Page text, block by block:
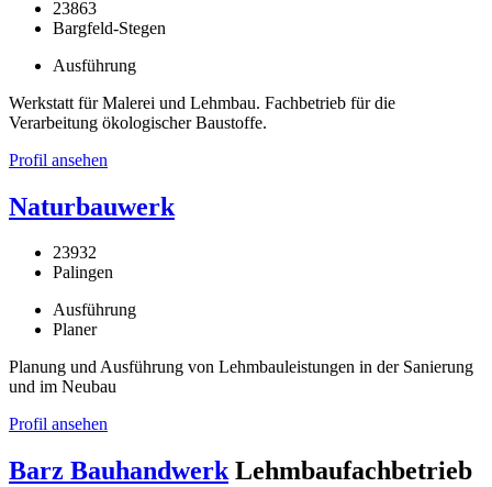
23863
Bargfeld-Stegen
Ausführung
Werkstatt für Malerei und Lehmbau. Fachbetrieb für die
Verarbeitung ökologischer Baustoffe.
Profil ansehen
Naturbauwerk
23932
Palingen
Ausführung
Planer
Planung und Ausführung von Lehmbauleistungen in der Sanierung
und im Neubau
Profil ansehen
Barz Bauhandwerk Lehmbaufachbetrieb